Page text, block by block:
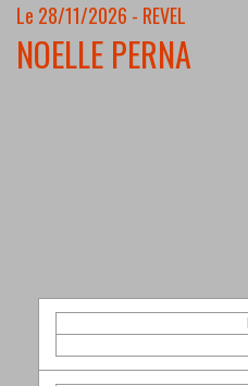
Le 28/11/2026 - REVEL
NOELLE PERNA